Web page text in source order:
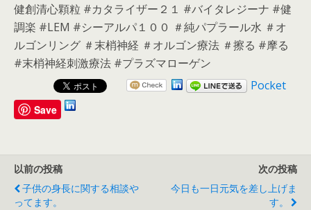
健創清心顆粒 #カタライザー２１ #バイタレジーナ #健
調楽 #LEM #シーアルパ１００ ＃純パプラール水 ＃オ
ルゴンリング ＃末梢神経 ＃オルゴン療法 ＃擦る #摩る
#末梢神経刺激療法 #プラズマローゲン
Pocket
Save
以前の投稿
子供の身長に関する相談や
ってます。
次の投稿
今日も一日元気を差し上げま
す。